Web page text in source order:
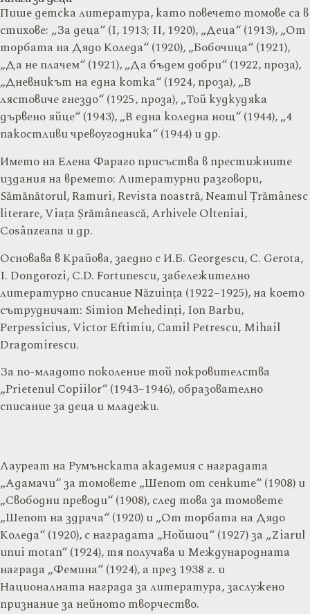
Пише детска литература, като повечето томове са в
стихове: „За деца“ (I, 1913; II, 1920), „Деца“ (1913), „От
торбата на Дядо Коледа“ (1920), „Бобочица“ (1921),
„Да не плачем“ (1921), „Да бъдем добри“ (1922, проза),
„Дневникът на една котка“ (1924, проза), „В
лястовиче гнездо“ (1925, проза), „Той кудкудяка
дървено яйце“ (1943), „В една коледна нощ“ (1944), „4
пакостливи чревоугодника“ (1944) и др.
Името на Елена Фараго присъства в престижните
издания на времето: Литературни разговори,
Sămănătorul, Ramuri, Revista noastră, Neamul Țrămânesc
literare, Viața Șrămânească, Arhivele Olteniai,
Cosânzeana и др.
Основава в Крайова, заедно с И.Б. Georgescu, C. Gerota,
I. Dongorozi, C.D. Fortunescu, забележително
литературно списание Năzuința (1922–1925), на което
сътрудничат: Simion Mehedinți, Ion Barbu,
Perpessicius, Victor Eftimiu, Camil Petrescu, Mihail
Dragomirescu.
За по-младото поколение той покровителства
„Prietenul Copiilor“ (1943–1946), образователно
списание за деца и младежи.
Лауреат на Румънската академия с наградата
„Адамачи“ за томовете „Шепот от сенките“ (1908) и
„Свободни преводи“ (1908), след това за томовете
„Шепот на здрача“ (1920) и „От торбата на Дядо
Коледа“ (1920), с наградата „Нойшоц“ (1927) за „Ziarul
unui motan“ (1924), тя получава и Международната
награда „Фемина“ (1924), а през 1938 г. и
Националната награда за литература, заслужено
признание за нейното творчество.